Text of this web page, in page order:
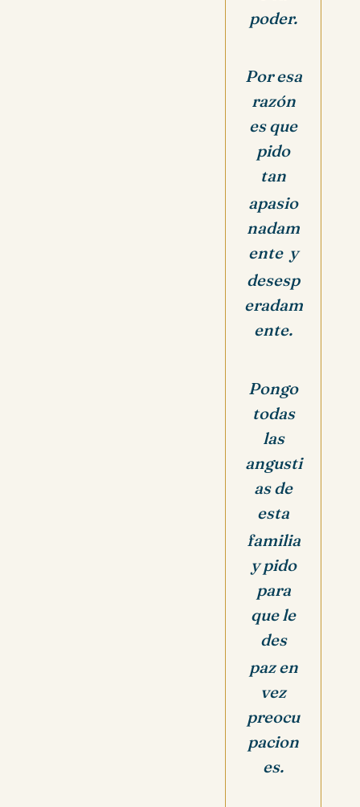
poder.
Por esa
razón
es que
pido
tan
apasio
nadam
ente y
desesp
eradam
ente.
Pongo
todas
las
angusti
as de
esta
familia
y pido
para
que le
des
paz en
vez
preocu
pacion
es.